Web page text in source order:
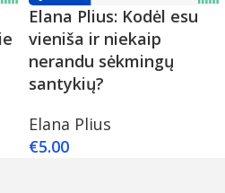
Elana Plius: Kodėl esu
vieniša ir niekaip
nerandu sėkmingų
santykių?
Elana Plius
€5.00